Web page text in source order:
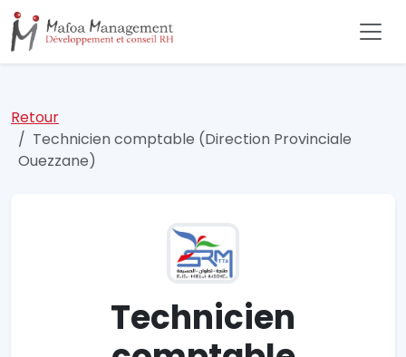
Retour
Technicien comptable (Direction Provinciale
Ouezzane)
Technicien